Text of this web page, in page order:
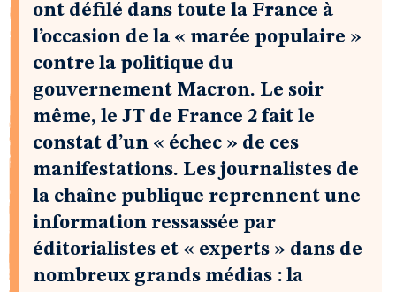
ont défilé dans toute la France à
l’occasion de la « marée populaire »
contre la politique du
gouvernement Macron. Le soir
même, le JT de France 2 fait le
constat d’un « échec » de ces
manifestations. Les journalistes de
la chaîne publique reprennent une
information ressassée par
éditorialistes et « experts » dans de
nombreux grands médias : la